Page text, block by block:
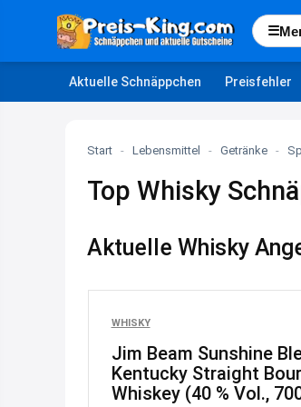
☰
Aktuelle Schnäppchen Preisfehler
Start - Lebensmittel - Getränke -
Top Whisky
Aktuelle Whisky
WHISKY
Jim Beam Sunshine
Kentucky Straight
Whiskey (40 % Vol.,